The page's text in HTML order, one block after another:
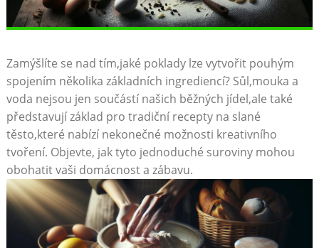
Zamýšlíte se nad tím,jaké poklady lze vytvořit pouhým
spojením několika základních ingrediencí? Sůl,mouka a
voda nejsou jen součástí našich běžných jídel,ale také
představují základ pro tradiční recepty na slané
těsto,které nabízí nekonečné možnosti kreativního
tvoření. Objevte, jak tyto jednoduché suroviny mohou
obohatit vaši domácnost a zábavu.